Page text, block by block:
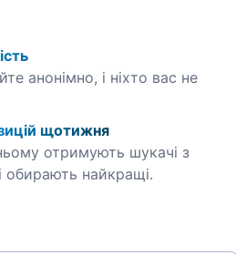
анонімно, і ніхто вас не
щотижня
отримують шукачі з
обирають найкращі.